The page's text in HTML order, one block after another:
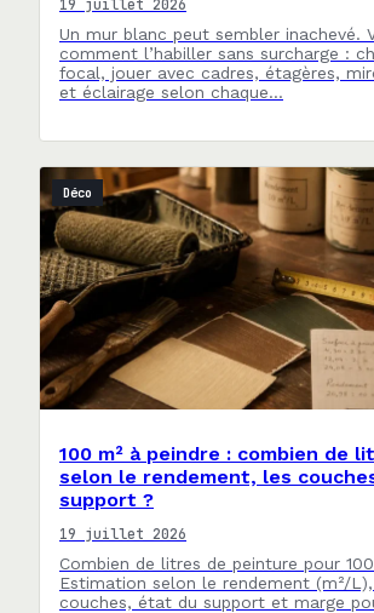
19 juillet 2026
Un mur blanc peut sembler inachevé.
comment l’habiller sans surcharge :
focal, jouer avec cadres, étagères,
et éclairage selon chaque…
Déco
100 m² à peindre : combien de
selon le rendement, les
support ?
19 juillet 2026
Combien de litres de peinture pour
Estimation selon le rendement (m²/
couches, état du support et marge